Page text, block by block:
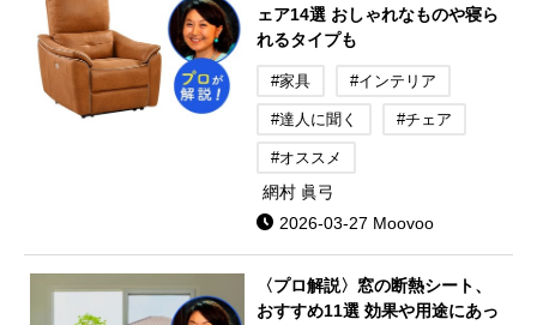
ェア14選 おしゃれなものや寝ら
れるタイプも
#家具 #インテリア
#達人に聞く #チェア
#オススメ
網村 眞弓
2026-03-27 Moovoo
〈プロ解説〉窓の断熱シート、
おすすめ11選 効果や用途にあっ